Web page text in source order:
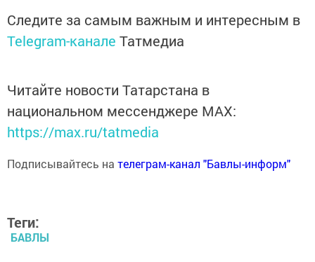
Следите за самым важным и интересным в
Telegram-канале Татмедиа
Читайте новости Татарстана в
национальном мессенджере MАХ:
https://max.ru/tatmedia
Подписывайтесь на телеграм-канал "Бавлы-информ"
Теги:
БАВЛЫ